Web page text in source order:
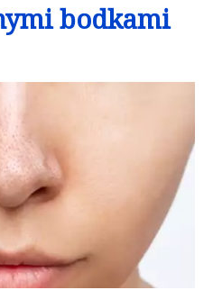
bodkami